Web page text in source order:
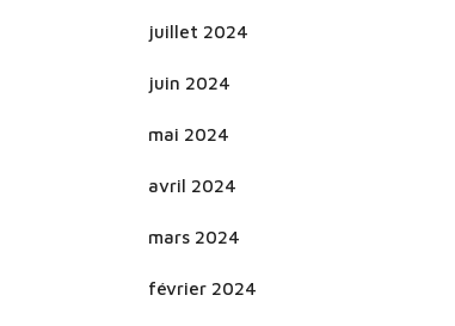
juillet 2024
juin 2024
mai 2024
avril 2024
mars 2024
février 2024